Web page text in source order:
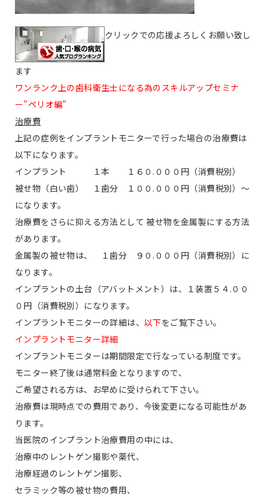
クリックでの応援よろしくお願い致し
ます
ワンランク上の歯科衛生士になる為のスキルアップセミナ
ー”ペリオ編”
治療費
上記の症例をインプラントモニターで行った場合の治療費は
以下になります。
インプラント １本 １６０.０００円（消費税別）
被せ物（白い歯） １歯分 １００.０００円（消費税別）〜
になります。
治療費をさらに抑える方法として 被せ物を金属製にする方法
があります。
金属製の被せ物は、 １歯分 ９０.０００円（消費税別）に
なります。
インプラントの土台（アバットメント）は、１装置５４.００
０円（消費税別）になります。
インプラントモニターの詳細は、 以下をご覧下さい。
インプラントモニター詳細
インプラントモニターは期間限定で行なっている制度です。
モニター終了後は通常料金となりますので、
ご希望される方は、お早めに受けられて下さい。
治療費は現時点での費用であり、今後変更になる可能性があ
ります。
当医院のインプラント治療費用の中には、
治療中のレントゲン撮影や薬代、
治療経過のレントゲン撮影、
セラミック等の被せ物の費用、